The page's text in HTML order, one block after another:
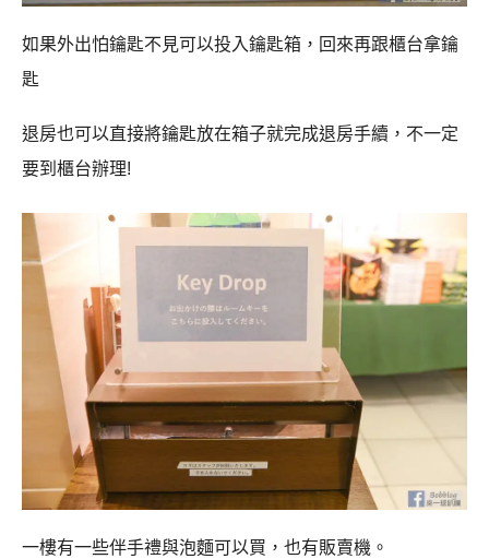
如果外出怕鑰匙不見可以投入鑰匙箱，回來再跟櫃台拿鑰
匙
退房也可以直接將鑰匙放在箱子就完成退房手續，不一定
要到櫃台辦理!
一樓有一些伴手禮與泡麵可以買，也有販賣機。